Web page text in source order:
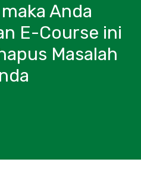
Anda
E-Course ini
Masalah